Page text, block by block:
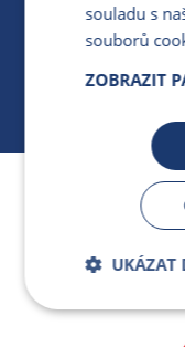
Jsme součástí
souladu s
souborů
ZOBRAZIT
UKÁZAT
nutné